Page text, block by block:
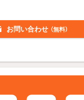
お問い合わせ （無料）